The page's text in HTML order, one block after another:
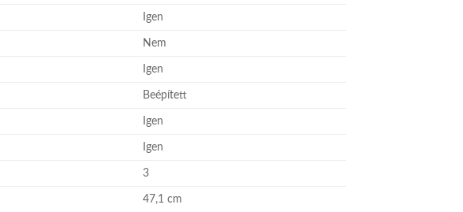
Igen
Nem
Igen
Beépített
Igen
Igen
3
47,1 cm